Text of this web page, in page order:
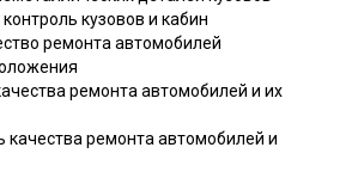
кузовов и кабин
ремонта автомобилей
ремонта автомобилей и их
качества ремонта автомобилей и